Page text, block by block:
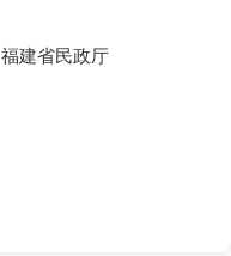
福建省民政厅